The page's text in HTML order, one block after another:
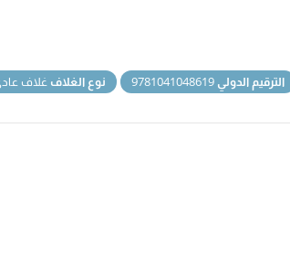
الترقيم الدولي نوع الغلاف غلاف